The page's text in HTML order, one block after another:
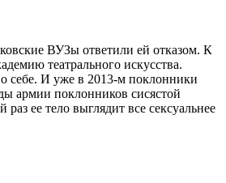
ВУЗы ответили ей отказом. К
театрального искусства.
себе. И уже в 2013-м поклонники
армии поклонников сисястой
ее тело выглядит все сексуальнее